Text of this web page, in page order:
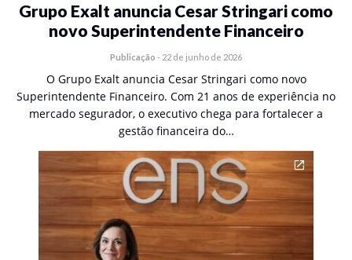
Grupo Exalt anuncia Cesar Stringari como
novo Superintendente Financeiro
Publicação - 22 de junho de 2026
O Grupo Exalt anuncia Cesar Stringari como novo
Superintendente Financeiro. Com 21 anos de experiência no
mercado segurador, o executivo chega para fortalecer a
gestão financeira do…